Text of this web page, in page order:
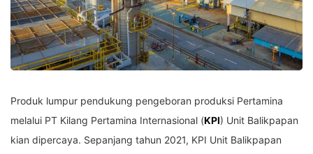
Produk lumpur pendukung pengeboran produksi Pertamina
melalui PT Kilang Pertamina Internasional (KPI) Unit Balikpapan
kian dipercaya. Sepanjang tahun 2021, KPI Unit Balikpapan